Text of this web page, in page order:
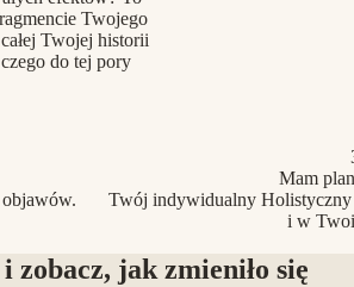
Twojego
Twojej historii
do tej pory
Mam
Twój indywidualny
i w
zobacz, jak zmieniło się